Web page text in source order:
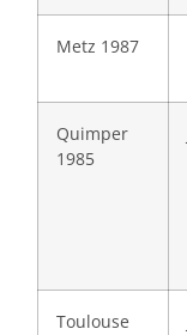
Metz 1987
Quimper
1985
Toulouse